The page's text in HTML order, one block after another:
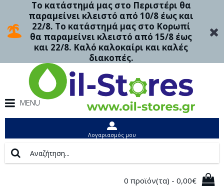
Το κατάστημά μας στο Περιστέρι θα
παραμείνει κλειστό από 10/8 έως και
22/8. Το κατάστημά μας στο Κορωπί
θα παραμείνει κλειστό από 15/8 έως
και 22/8. Καλό καλοκαίρι και καλές
διακοπές.
MENU
Λογαριασμός μου
0 προϊόν(τα) - 0,00€